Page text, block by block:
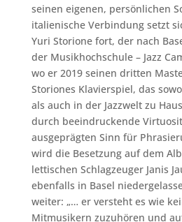
seinen eigenen, persönlichen
italienische Verbindung setzt
Yuri Storione fort, der nach
der Musikhochschule – Jazz
wo er 2019 seinen dritten
Storiones Klavierspiel, das
als auch in der Jazzwelt zu
durch beeindruckende
ausgeprägten Sinn für
wird die Besetzung auf dem
lettischen Schlagzeuger Janis
ebenfalls in Basel
weiter: „… er versteht es wie
Mitmusikern zuzuhören und